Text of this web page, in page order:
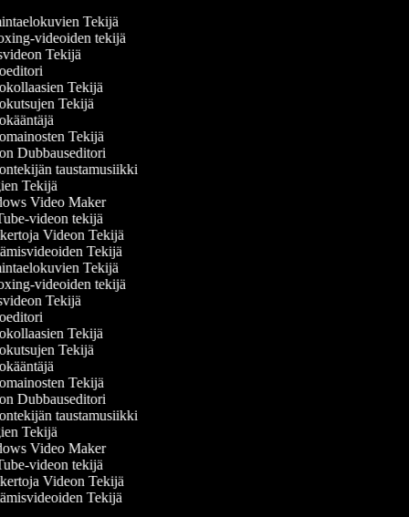
Tekijä
videoiden tekijä
Tekijä
Tekijä
Tekijä
Tekijä
Dubbauseditori
taustamusiikki
Tekijä
Video Maker
videon tekijä
Videon Tekijä
Tekijä
Tekijä
videoiden tekijä
Tekijä
Tekijä
Tekijä
Tekijä
Dubbauseditori
taustamusiikki
Tekijä
Video Maker
videon tekijä
Videon Tekijä
Tekijä